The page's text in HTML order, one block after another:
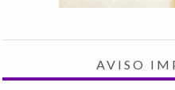
AVISO